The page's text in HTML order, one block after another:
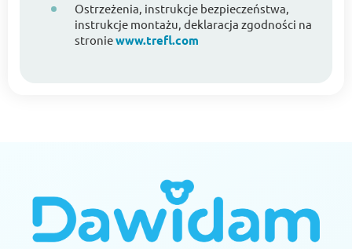
Ostrzeżenia, instrukcje bezpieczeństwa,
instrukcje montażu, deklaracja zgodności na
stroniewww.trefl.com